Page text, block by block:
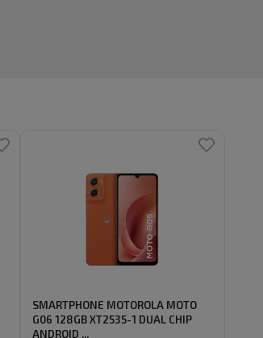
SMARTPHONE MOTOROLA MOTO
G06 128GB XT2535-1 DUAL CHIP
ANDROID ...